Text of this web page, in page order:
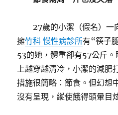
27歲的小潔（假名）一
擁竹科 慢性病診所有“筷子
53的她，體重卻有57公斤
上越穿越清冷，小潔的減肥
措施很簡略：節食。但幻想
沒有呈現，縱使餓得頭暈目